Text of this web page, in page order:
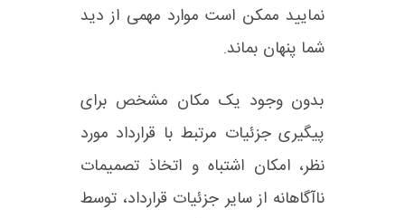
نمایید ممکن است موارد مهمی از دید
شما پنهان بماند.
بدون وجود یک مکان مشخص برای
پیگیری جزئیات مرتبط با قرارداد مورد
نظر، امکان اشتباه و اتخاذ تصمیمات
ناآگاهانه از سایر جزئیات قرارداد، توسط